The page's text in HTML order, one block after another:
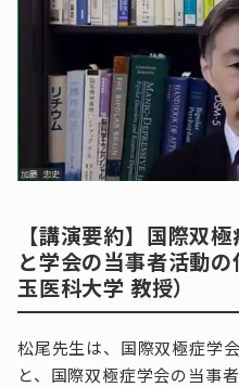
【講演要約】国際双
と学会の当事者活動
玉医科大学 教授）
松尾先生は、国際双極症学
と、国際双極症学会の当事